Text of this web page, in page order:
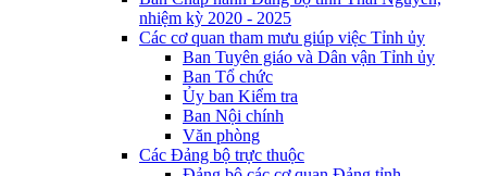
nhiệm kỳ 2020 - 2025
Các cơ quan tham mưu giúp việc Tỉnh ủy
Ban Tuyên giáo và Dân vận Tỉnh ủy
Ban Tổ chức
Ủy ban Kiểm tra
Ban Nội chính
Văn phòng
Các Đảng bộ trực thuộc